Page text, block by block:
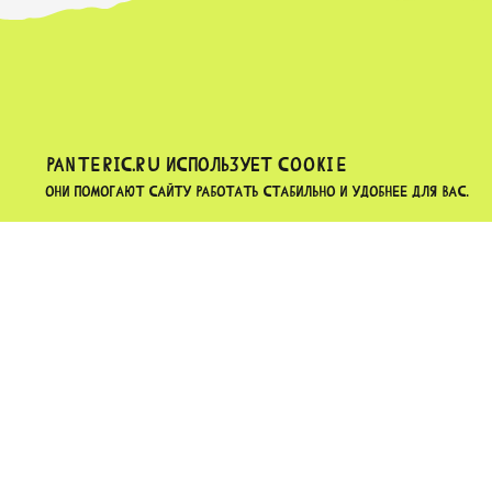
PANTERIC.RU ИСПОЛЬЗУЕТ COOKIE
Они помогают сайту работать стабильно и удобнее для вас.